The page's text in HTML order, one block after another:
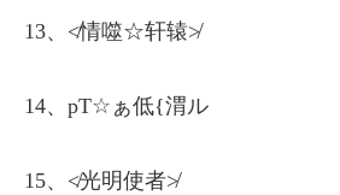
13、≮情噬☆轩辕≯
14、pT☆ぁ低{渭ル
15、≮光明使者≯